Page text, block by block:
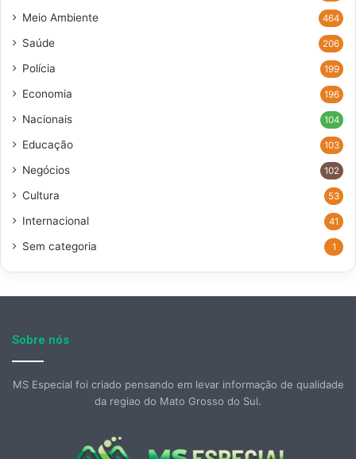
Meio Ambiente 464
Saúde 206
Polícia 199
Economia 196
Nacionais 104
Educação 103
Negócios 102
Cultura 53
Internacional 41
Sem categoria 1
Sobre nós
MS Especial foi criado pensando em levar informação de qualidade
da regiao do Mato Grosso do Sul.